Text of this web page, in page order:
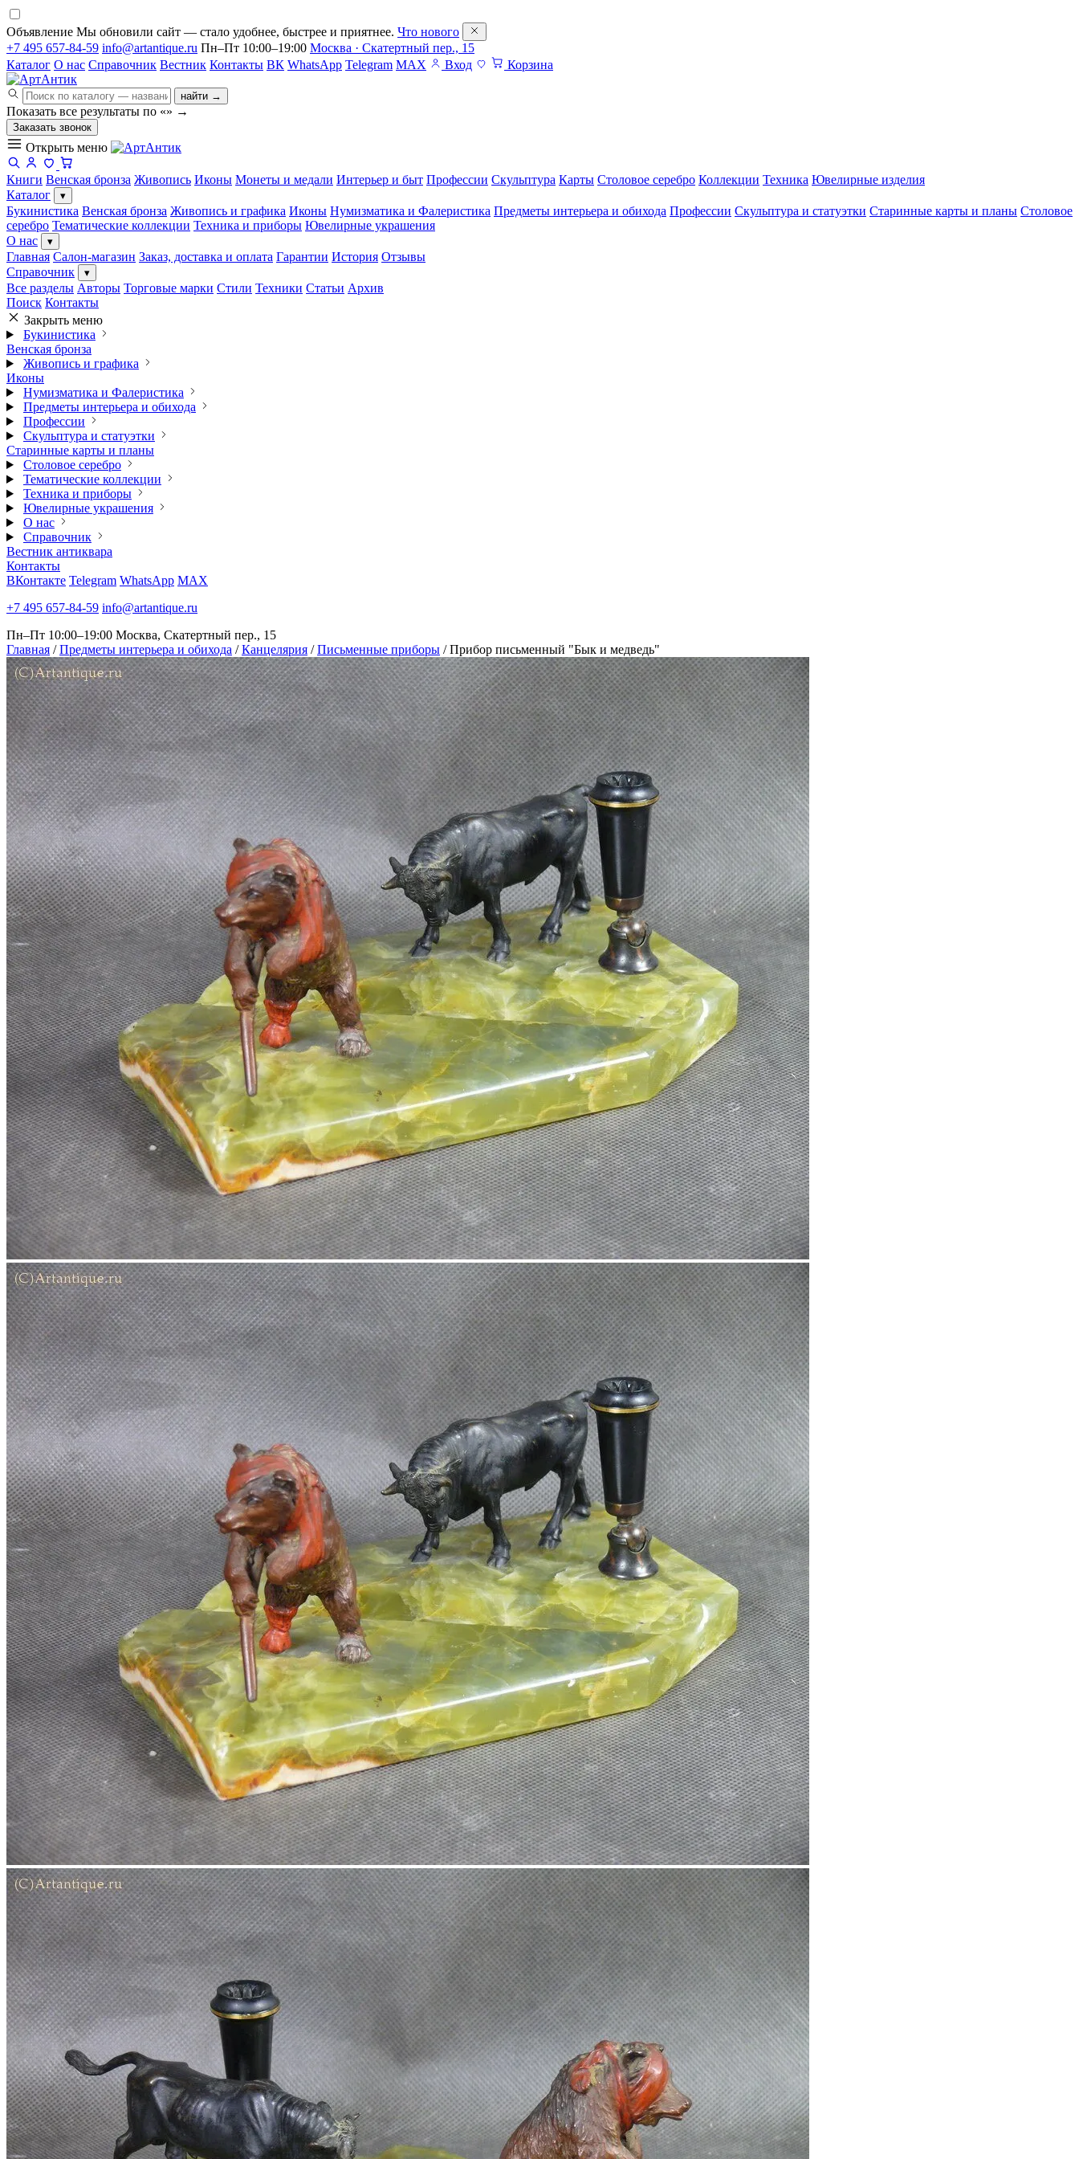
Объявление Мы обновили сайт — стало удобнее, быстрее и приятнее. Что нового
+7 495 657-84-59 info@artantique.ru Пн–Пт 10:00–19:00 Москва · Скатертный пер., 15
Каталог О нас Справочник Вестник Контакты ВК WhatsApp Telegram MAX Вход Корзина
найти →
Показать все результаты по «» →
Заказать звонок
Открыть меню
Книги Венская бронза Живопись Иконы Монеты и медали Интерьер и быт Профессии Скульптура Карты Столовое серебро Коллекции Техника Ювелирные изделия
Каталог
▾
Букинистика Венская бронза Живопись и графика Иконы Нумизматика и Фалеристика Предметы интерьера и обихода Профессии Скульптура и статуэтки Старинные карты и планы Столовое
серебро Тематические коллекции Техника и приборы Ювелирные украшения
О нас
▾
Главная Салон-магазин Заказ, доставка и оплата Гарантии История Отзывы
Справочник
▾
Все разделы Авторы Торговые марки Стили Техники Статьи Архив
Поиск Контакты
Закрыть меню
Букинистика
Венская бронза
Живопись и графика
Иконы
Нумизматика и Фалеристика
Предметы интерьера и обихода
Профессии
Скульптура и статуэтки
Старинные карты и планы
Столовое серебро
Тематические коллекции
Техника и приборы
Ювелирные украшения
О нас
Справочник
Вестник антиквара
Контакты
ВКонтакте Telegram WhatsApp MAX
+7 495 657-84-59 info@artantique.ru
Пн–Пт 10:00–19:00 Москва, Скатертный пер., 15
Главная / Предметы интерьера и обихода / Канцелярия / Письменные приборы / Прибор письменный "Бык и медведь"